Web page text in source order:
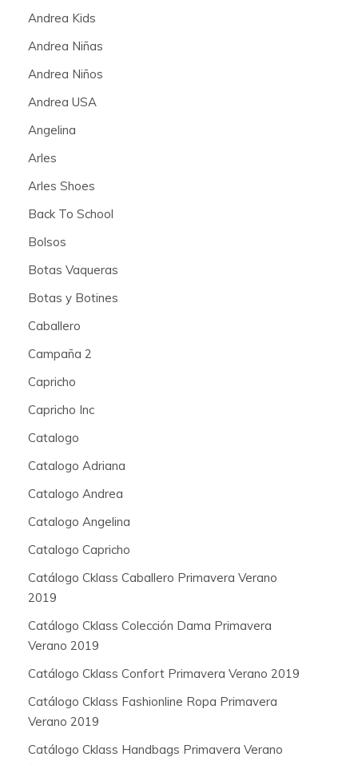
Andrea Kids
Andrea Niñas
Andrea Niños
Andrea USA
Angelina
Arles
Arles Shoes
Back To School
Bolsos
Botas Vaqueras
Botas y Botines
Caballero
Campaña 2
Capricho
Capricho Inc
Catalogo
Catalogo Adriana
Catalogo Andrea
Catalogo Angelina
Catalogo Capricho
Catálogo Cklass Caballero Primavera Verano
2019
Catálogo Cklass Colección Dama Primavera
Verano 2019
Catálogo Cklass Confort Primavera Verano 2019
Catálogo Cklass Fashionline Ropa Primavera
Verano 2019
Catálogo Cklass Handbags Primavera Verano